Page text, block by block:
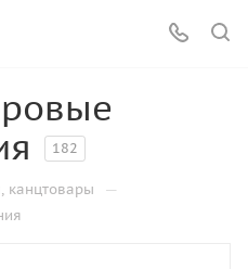
182
канцтовары —